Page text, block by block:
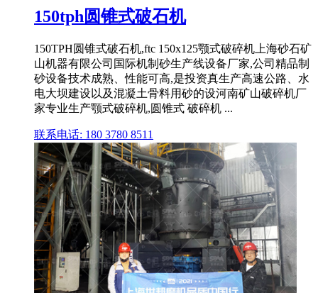
150tph圆锥式破石机
150TPH圆锥式破石机,ftc 150x125颚式破碎机上海砂石矿
山机器有限公司国际机制砂生产线设备厂家,公司精品制
砂设备技术成熟、性能可高,是投资真生产高速公路、水
电大坝建设以及混凝土骨料用砂的设河南矿山破碎机厂
家专业生产颚式破碎机,圆锥式 破碎机 ...
联系电话: 180 3780 8511